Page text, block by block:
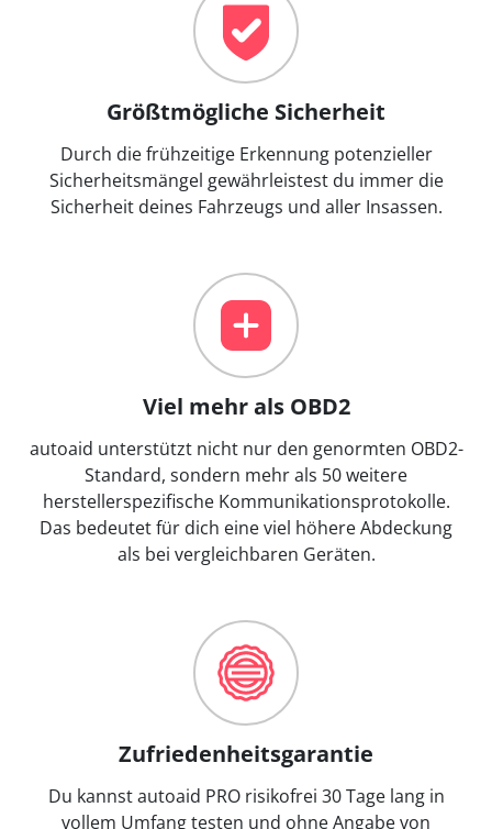
Größtmögliche Sicherheit
Durch die frühzeitige Erkennung potenzieller
Sicherheitsmängel gewährleistest du immer die
Sicherheit deines Fahrzeugs und aller Insassen.
Viel mehr als OBD2
autoaid unterstützt nicht nur den genormten OBD2-
Standard, sondern mehr als 50 weitere
herstellerspezifische Kommunikationsprotokolle.
Das bedeutet für dich eine viel höhere Abdeckung
als bei vergleichbaren Geräten.
Zufriedenheitsgarantie
Du kannst autoaid PRO risikofrei 30 Tage lang in
vollem Umfang testen und ohne Angabe von